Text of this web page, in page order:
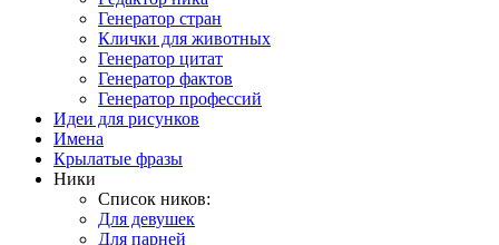
Генератор стран
Клички для животных
Генератор цитат
Генератор фактов
Генератор профессий
Идеи для рисунков
Имена
Крылатые фразы
Ники
Список ников:
Для девушек
Для парней